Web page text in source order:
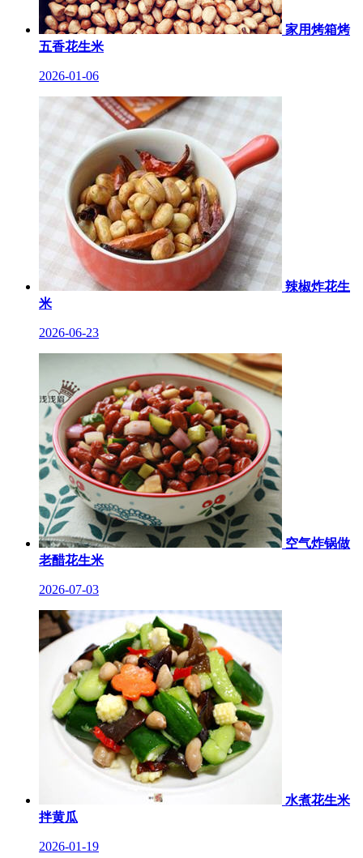
家用烤箱烤
五香花生米
2026-01-06
辣椒炸花生
米
2026-06-23
空气炸锅做
老醋花生米
2026-07-03
水煮花生米
拌黄瓜
2026-01-19